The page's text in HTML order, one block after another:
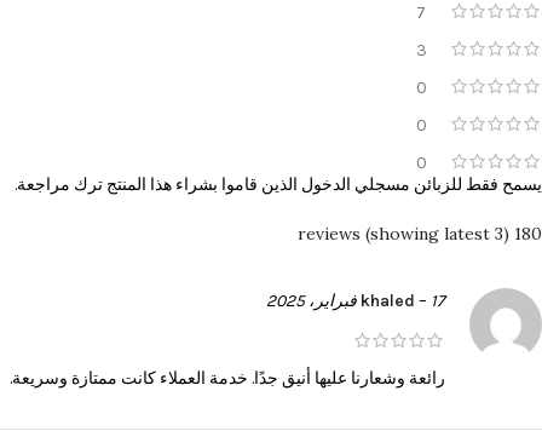
7
3
0
0
0
180 reviews (showing latest 3)
khaled – 17 فبراير، 2025
رائعة وشعارنا عليها أنيق جدًا. خدمة العملاء كانت ممتازة وسريعة.
يسمح فقط للزبائن مسجلي الدخول الذين قاموا بشراء هذا المنتج ترك مراجعة.